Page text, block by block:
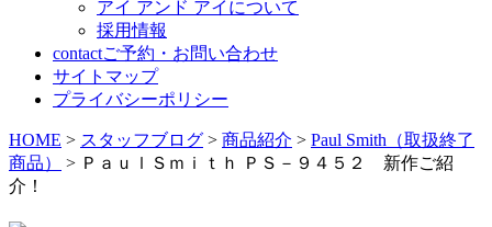
アイ アンド アイについて
採用情報
contactご予約・お問い合わせ
サイトマップ
プライバシーポリシー
HOME > スタッフブログ > 商品紹介 > Paul Smith（取扱終了
商品）
> ＰａｕｌＳｍｉｔｈ ＰＳ－９４５２ 新作ご紹
介！